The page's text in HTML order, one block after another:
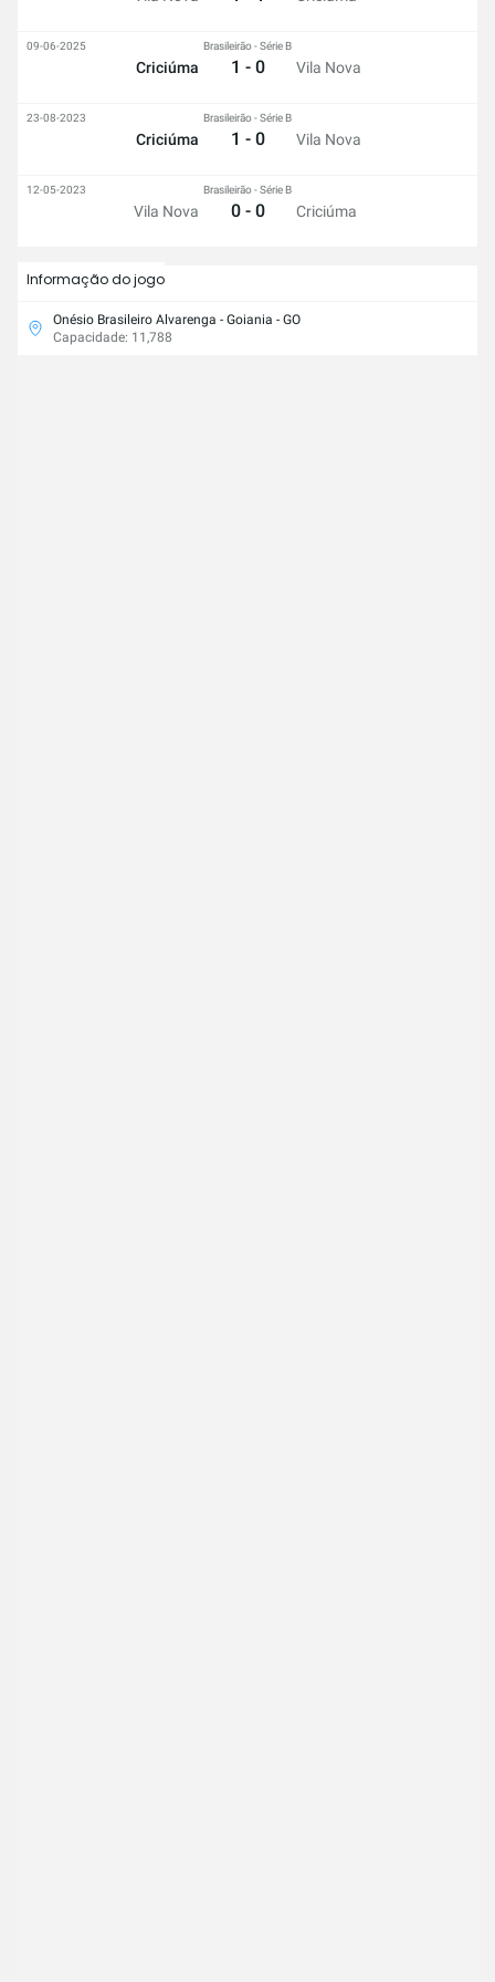
Informação do jogo
Onésio Brasileiro Alvarenga - Goiania - GO
Capacidade: 11,788
Criciúma
Brasileirão - Série B
1 - 0 Vila Nova
09-06-2025
Criciúma
Brasileirão - Série B
1 - 0 Vila Nova
23-08-2023
Vila Nova
Brasileirão - Série B
0 - 0 Criciúma
12-05-2023